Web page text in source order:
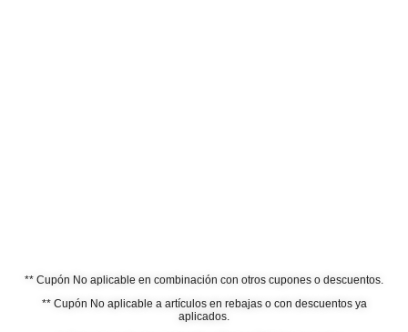
** Cupón No aplicable en combinación con otros cupones o descuentos.
** Cupón No aplicable a artículos en rebajas o con descuentos ya
aplicados.